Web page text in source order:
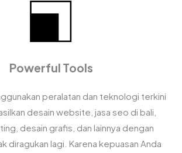
Powerful Tools
peralatan dan teknologi terkini
desain website, jasa seo di bali,
desain grafis, dan lainnya dengan
diragukan lagi. Karena kepuasan Anda